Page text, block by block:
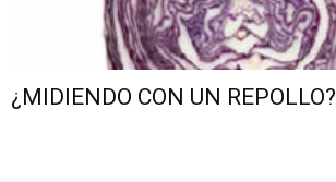
¿MIDIENDO CON UN REPOLLO?